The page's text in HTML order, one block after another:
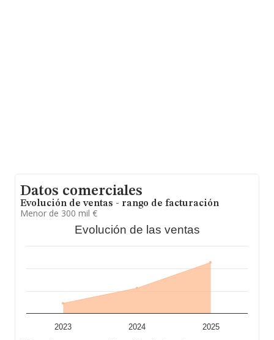
Datos comerciales
Evolución de ventas - rango de facturación
Menor de 300 mil €
Evolución de las ventas
2023 2024 2025